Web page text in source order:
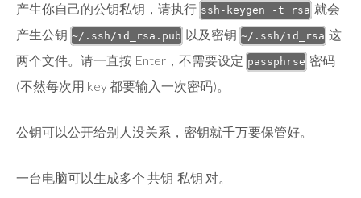
产生你自己的公钥私钥，请执行 ssh-keygen -t rsa 就会
产生公钥 ~/.ssh/id_rsa.pub 以及密钥 ~/.ssh/id_rsa 这
两个文件。请一直按 Enter，不需要设定 passphrse 密码
(不然每次用 key 都要输入一次密码)。
公钥可以公开给别人没关系，密钥就千万要保管好。
一台电脑可以生成多个 共钥-私钥 对。